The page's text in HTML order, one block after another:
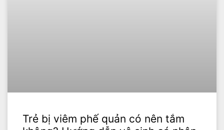
Trẻ bị viêm phế quản có nên tắm